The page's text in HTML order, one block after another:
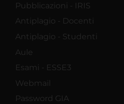
Pubblicazioni - IRIS
Antiplagio - Docenti
Antiplagio - Studenti
Aule
Esami - ESSE3
Webmail
Password GIA